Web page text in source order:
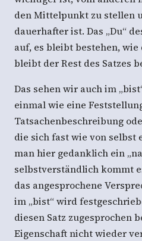
den Mittelpunkt zu stellen
dauerhafter ist. Das „Du“
auf, es bleibt bestehen,
bleibt der Rest des Satzes
Das sehen wir auch im
einmal wie eine
Tatsachenbeschreibung
die sich fast wie von selbst
man hier gedanklich ein
selbstverständlich kommt
das angesprochene
im „bist“ wird
diesen Satz zugesprochen
Eigenschaft nicht wieder